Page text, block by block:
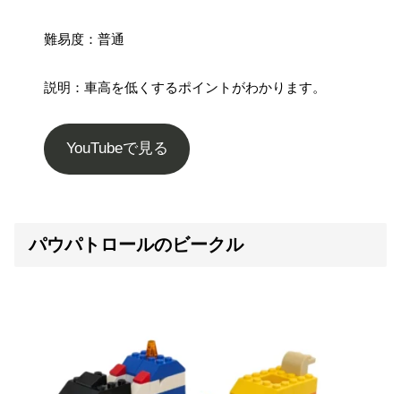
難易度：普通
説明：車高を低くするポイントがわかります。
YouTubeで見る
パウパトロールのビークル